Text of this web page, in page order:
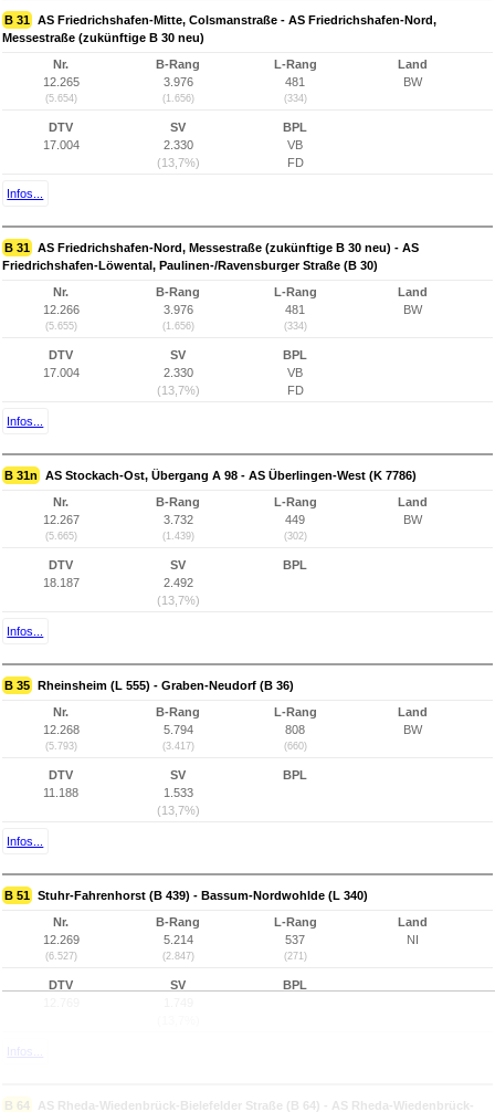
B 31 AS Friedrichshafen-Mitte, Colsmanstraße - AS Friedrichshafen-Nord,
Messestraße (zukünftige B 30 neu)
Nr.
12.265
(5.654)
B-Rang
3.976
(1.656)
L-Rang
481
(334)
Land
BW
DTV
17.004
SV
2.330
(13,7%)
BPL
VB
FD
Infos...
B 31 AS Friedrichshafen-Nord, Messestraße (zukünftige B 30 neu) - AS
Friedrichshafen-Löwental, Paulinen-/Ravensburger Straße (B 30)
Nr.
12.266
(5.655)
B-Rang
3.976
(1.656)
L-Rang
481
(334)
Land
BW
DTV
17.004
SV
2.330
(13,7%)
BPL
VB
FD
Infos...
B 31n AS Stockach-Ost, Übergang A 98 - AS Überlingen-West (K 7786)
Nr.
12.267
(5.665)
B-Rang
3.732
(1.439)
L-Rang
449
(302)
Land
BW
DTV
18.187
SV
2.492
(13,7%)
BPL
Infos...
B 35 Rheinsheim (L 555) - Graben-Neudorf (B 36)
Nr.
12.268
(5.793)
B-Rang
5.794
(3.417)
L-Rang
808
(660)
Land
BW
DTV
11.188
SV
1.533
(13,7%)
BPL
Infos...
B 51 Stuhr-Fahrenhorst (B 439) - Bassum-Nordwohlde (L 340)
Nr.
12.269
(6.527)
B-Rang
5.214
(2.847)
L-Rang
537
(271)
Land
NI
DTV
SV
BPL
Infos...
B 64 AS Rheda-Wiedenbrück-Bielefelder Straße (B 64) - AS Rheda-Wiedenbrück-